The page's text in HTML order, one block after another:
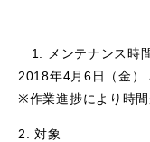
1. メンテナンス時
2018年4月6日（金
※作業進捗により時間
2. 対象